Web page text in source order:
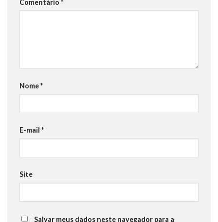
Comentário *
Nome*
E-mail *
Site
Salvar meus dados neste navegador para a